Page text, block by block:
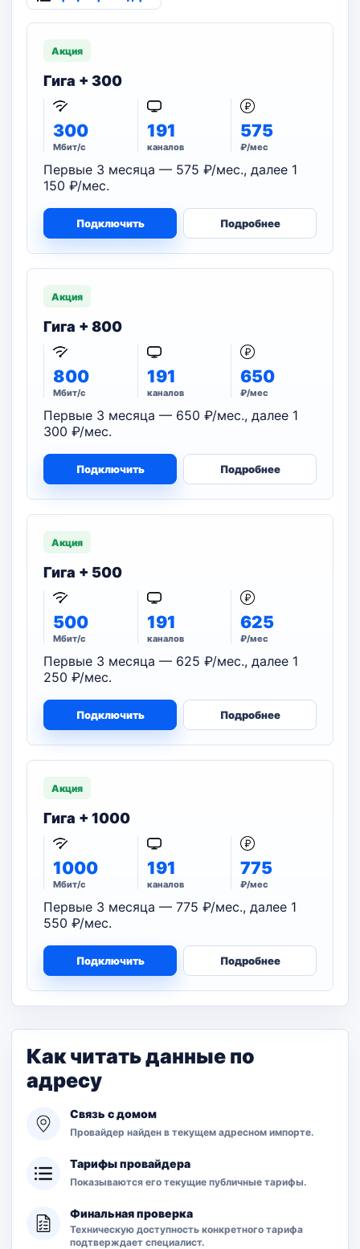
Акция
Гига + 300
300
Мбит/с
191
каналов
575
₽/мес
Первые 3 месяца — 575 ₽/мес., далее 1
150 ₽/мес.
Подключить Подробнее
Акция
Гига + 800
800
Мбит/с
191
каналов
650
₽/мес
Первые 3 месяца — 650 ₽/мес., далее 1
300 ₽/мес.
Подключить Подробнее
Акция
Гига + 500
500
Мбит/с
191
каналов
625
₽/мес
Первые 3 месяца — 625 ₽/мес., далее 1
250 ₽/мес.
Подключить Подробнее
Акция
Гига + 1000
1000
Мбит/с
191
каналов
775
₽/мес
Первые 3 месяца — 775 ₽/мес., далее 1
550 ₽/мес.
Подключить Подробнее
Как читать данные по
адресу
Связь с домом
Провайдер найден в текущем адресном импорте.
Тарифы провайдера
Показываются его текущие публичные тарифы.
Финальная проверка
Техническую доступность конкретного тарифа
подтверждает специалист.